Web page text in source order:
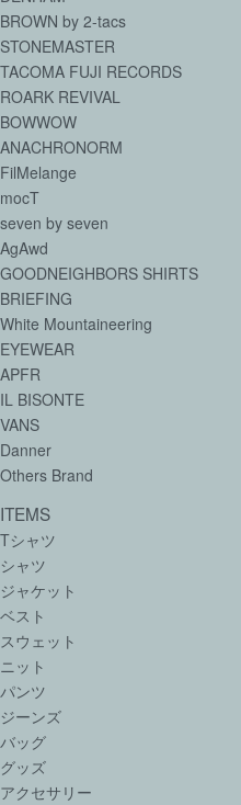
BROWN by 2-tacs
STONEMASTER
TACOMA FUJI RECORDS
ROARK REVIVAL
BOWWOW
ANACHRONORM
FilMelange
mocT
seven by seven
AgAwd
GOODNEIGHBORS SHIRTS
BRIEFING
White Mountaineering
EYEWEAR
APFR
IL BISONTE
VANS
Danner
Others Brand
ITEMS
Tシャツ
シャツ
ジャケット
ベスト
スウェット
ニット
パンツ
ジーンズ
バッグ
グッズ
アクセサリー